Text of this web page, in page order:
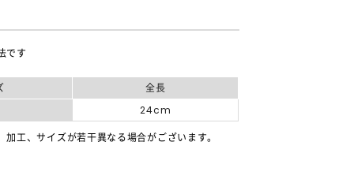
です
全長
24cm
工、サイズが若干異なる場合がございます。